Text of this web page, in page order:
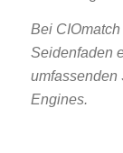
Bei
Seidenfaden
umfassenden
Engines.